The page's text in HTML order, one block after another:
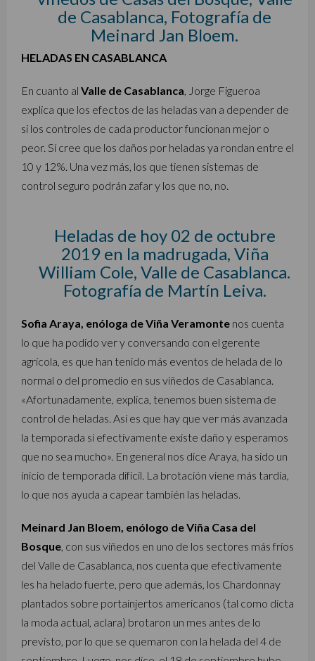
de Casablanca, Fotografía de
Meinard Jan Bloem.
HELADAS EN CASABLANCA
En cuanto al Valle de Casablanca , Jorge Figueroa
explica que los efectos de las heladas van a depender de
si los controles de cada productor funcionan mejor o
peor. Sí cree que los daños por heladas ya rondan entre el
10 y 12%. Una vez más, los que tienen sistemas de
control seguro podrán zafar y los que no, no.
Heladas de hoy 02 de octubre
2019 en la madrugada, Viña
William Cole, Valle de Casablanca.
Fotografía de Martín Leiva.
Sofia Araya, enóloga de Viña Veramonte nos cuenta
lo que ha podido ver y conversando con el gerente
agrícola, es que han tenido más eventos de helada de lo
normal o del promedio en sus viñedos de Casablanca.
«Afortunadamente, explica, tenemos buen sistema de
control de heladas. Así es que hay que ver más avanzada
la temporada si efectivamente existe daño y esperamos
que no sea mucho». En general nos dice Araya, ha sido un
inicio de temporada difícil. La brotación viene más tardía,
lo que nos ayuda a capear también las heladas.
Meinard Jan Bloem, enólogo de Viña Casa del
Bosque , con sus viñedos en uno de los sectores más fríos
del Valle de Casablanca, nos cuenta que efectivamente
les ha helado fuerte, pero que además, los Chardonnay
plantados sobre portainjertos americanos (tal como dicta
la moda actual, aclara) brotaron un mes antes de lo
previsto, por lo que se quemaron con la helada del 4 de